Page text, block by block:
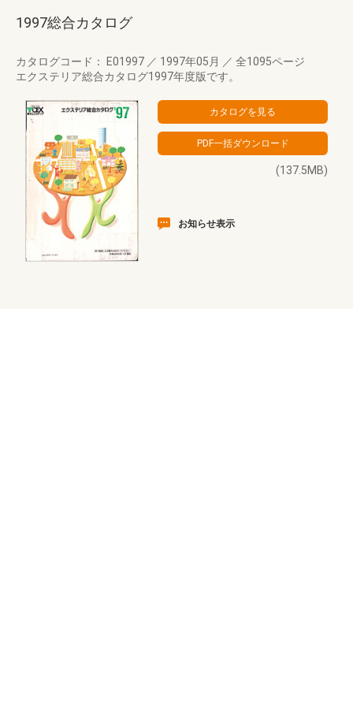
1997総合カタログ
カタログコード： E01997 ／ 1997年05月 ／ 全1095ページ
エクステリア総合カタログ1997年度版です。
(137.5MB)
お知らせ表示